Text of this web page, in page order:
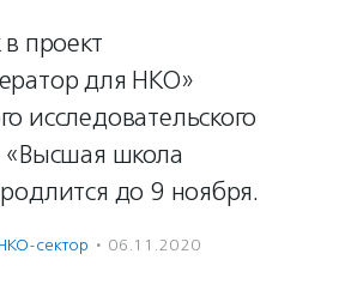
проект
для НКО»
исследовательского
«Высшая школа
до 9 ноября.
сектор · 06.11.2020